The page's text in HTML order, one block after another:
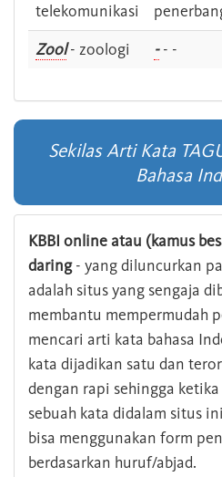
telekomunikasi
Zool- zoologi -- -
Sekilas Arti Kata
Bahasa
KBBI online atau (kamus
daring- yang diluncurkan
adalah situs yang sengaja
membantu mempermudah
mencari arti kata bahasa
kata dijadikan satu dan
dengan rapi sehingga
sebuah kata didalam situs
bisa menggunakan form
berdasarkan huruf/abjad.